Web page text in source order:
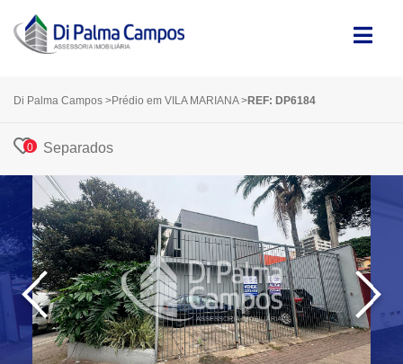
Di Palma Campos >Prédio em VILA MARIANA >REF: DP6184
0 Separados
‹ ›